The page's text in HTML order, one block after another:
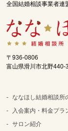
全国結婚相談事業者連
〒936-0806
富山県滑川市北野440-
ななほし結婚相談所
入会案内・料金プラ
サロン紹介